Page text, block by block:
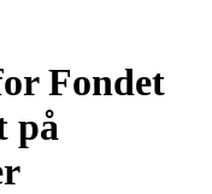
Fondet
på